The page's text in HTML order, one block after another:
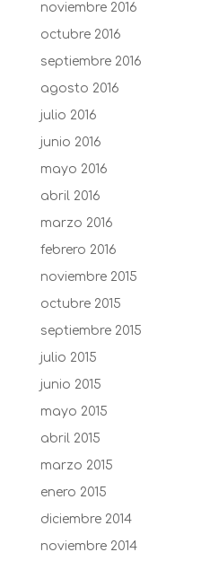
noviembre 2016
octubre 2016
septiembre 2016
agosto 2016
julio 2016
junio 2016
mayo 2016
abril 2016
marzo 2016
febrero 2016
noviembre 2015
octubre 2015
septiembre 2015
julio 2015
junio 2015
mayo 2015
abril 2015
marzo 2015
enero 2015
diciembre 2014
noviembre 2014